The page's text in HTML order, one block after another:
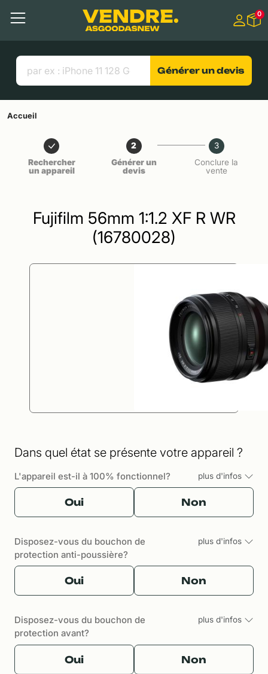
Contenu principal
Menu
Liens utiles
0
Générer un devis
Accueil
Rechercher
un appareil
2
Générer un
devis
3
Conclure la
vente
Fujifilm 56mm 1:1.2 XF R WR
(16780028)
Dans quel état se présente votre appareil ?
L'appareil est-il à 100% fonctionnel? plus d'infos
Oui Non
Disposez-vous du bouchon de
protection anti-poussière?
plus d'infos
Oui Non
Disposez-vous du bouchon de
protection avant?
plus d'infos
Oui Non